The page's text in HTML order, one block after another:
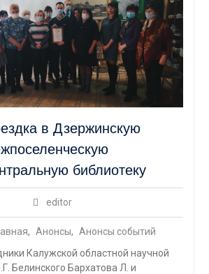
в Дзержинскую
библиотеку
editor
, Анонсы, Анонсы событий
Калужской областной научной
Белинского Бархатова Л. и